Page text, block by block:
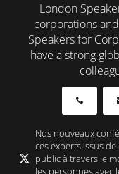
London
corporations
Speakers for
have a strong
Nos nouveaux
ces experts issus
public à travers le
les personnes avec